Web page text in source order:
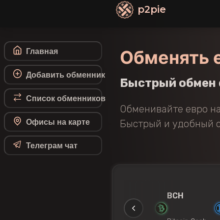
Главная
Добавить обменник
Список обменников
Офисы на карте
Телеграм чат
p2pie
Обменять
Быстрый обмен
Обменивайте евро
Быстрый и удобный
BCH